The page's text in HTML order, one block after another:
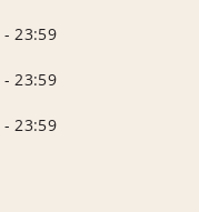
- 23:59
- 23:59
- 23:59